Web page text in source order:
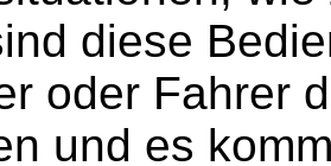
diese
oder Fahrer
und es